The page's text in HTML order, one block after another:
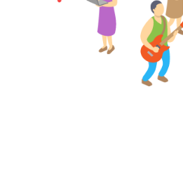
舞台・パフォーマンス